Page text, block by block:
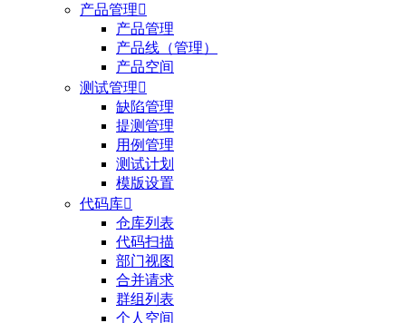
产品管理
产品管理
产品线（管理）
产品空间
测试管理
缺陷管理
提测管理
用例管理
测试计划
模版设置
代码库
仓库列表
代码扫描
部门视图
合并请求
群组列表
个人空间